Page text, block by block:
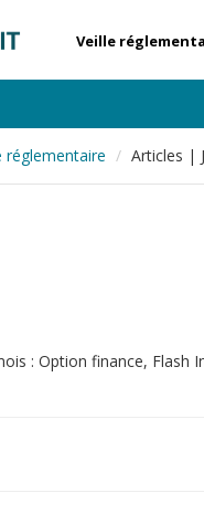
Veille
réglementaire Articles |
: Option finance, Flash